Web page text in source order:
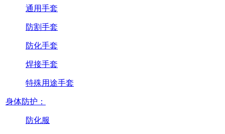
通用手套
防割手套
防化手套
焊接手套
特殊用途手套
身体防护：
防化服